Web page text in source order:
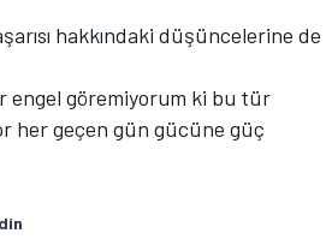
hakkındaki düşüncelerine de
engel göremiyorum ki bu tür
her geçen gün gücüne güç